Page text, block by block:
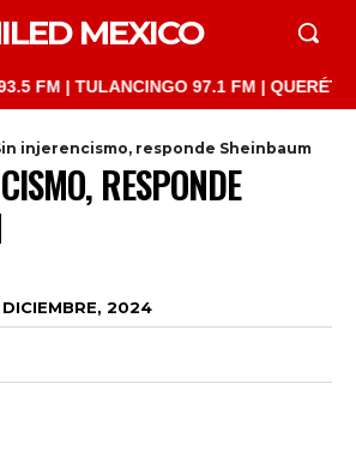
MEXICO
| TULANCINGO 97.1 FM |
injerencismo, responde Sheinbaum
RESPONDE
2024